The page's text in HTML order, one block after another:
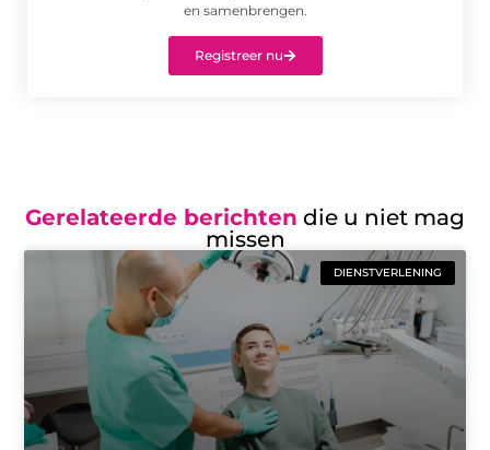
en samenbrengen.
Registreer nu
Gerelateerde berichten die u niet mag
missen
DIENSTVERLENING